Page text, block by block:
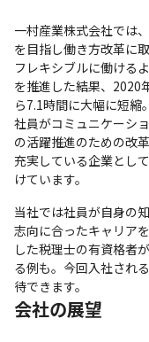
一村産業株式会社では、
を目指し働き方改革に
フレキシブルに働ける
を推進した結果、2020
ら7.1時間に大幅に短縮
社員がコミュニケーシ
の活躍推進のための改
充実している企業とし
けています。
当社では社員が自身の
志向に合ったキャリア
した税理士の有資格者
る例も。今回入社され
待できます。
会社の展望